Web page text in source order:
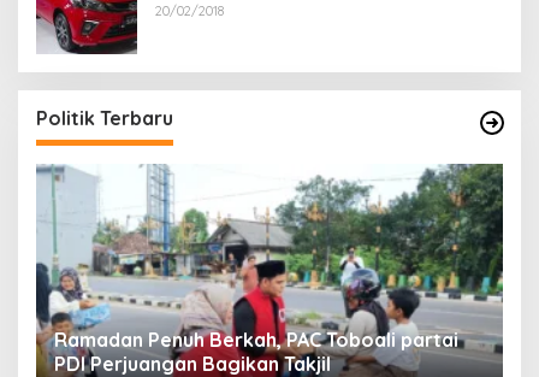
20/02/2018
Politik Terbaru
Ramadan Penuh Berkah, PAC Toboali partai
PDI Perjuangan Bagikan Takjil